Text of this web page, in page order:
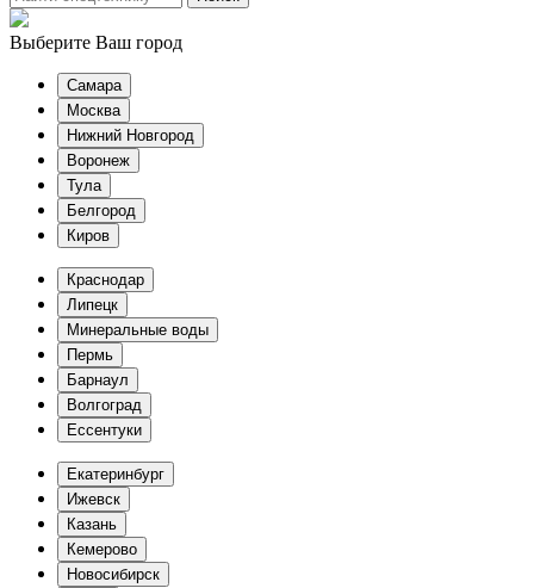
Выберите Ваш город
Самара
Москва
Нижний Новгород
Воронеж
Тула
Белгород
Киров
Краснодар
Липецк
Минеральные воды
Пермь
Барнаул
Волгоград
Еcсентуки
Екатеринбург
Ижевск
Казань
Кемерово
Новосибирск